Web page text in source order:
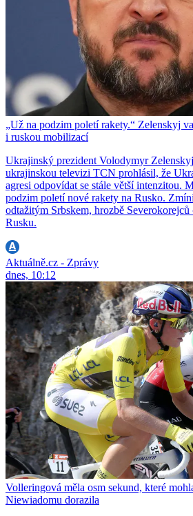
„Už na podzim poletí rakety.“ Zelenskyj
i ruskou mobilizací
Ukrajinský prezident Volodymyr
ukrajinskou televizi TCN prohlásil, že
agresi odpovídat se stále větší intenzitou.
podzim poletí nové rakety na Rusko.
odtažitým Srbskem, hrozbě
Rusku.
Aktuálně.cz - Zprávy
dnes, 10:12
Volleringová měla osm sekund, které
Niewiadomu dorazila